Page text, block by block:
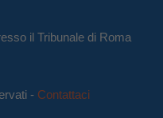
il Tribunale di Roma
- Contattaci